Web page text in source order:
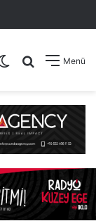
Menü
Arama yap
Dış görünümü